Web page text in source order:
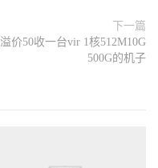
下一篇
溢价50收一台vir 1核512M10G
500G的机子